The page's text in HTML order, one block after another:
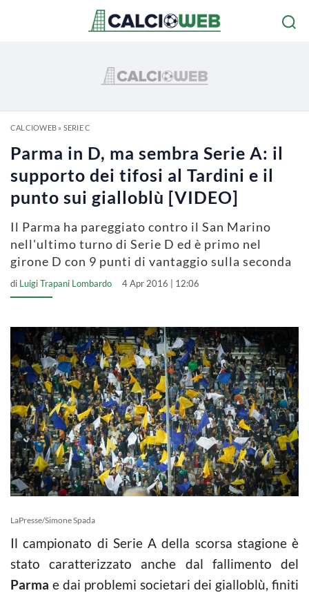
CALCIOWEB» SERIE C
Parma in D, ma sembra Serie A: il
supporto dei tifosi al Tardini e il
punto sui gialloblù [VIDEO]
Il Parma ha pareggiato contro il San Marino
nell'ultimo turno di Serie D ed è primo nel
girone D con 9 punti di vantaggio sulla seconda
di Luigi Trapani Lombardo 4 Apr 2016 | 12:06
LaPresse/Simone Spada
Il campionato di Serie A della scorsa stagione è
stato caratterizzato anche dal fallimento del
Parma e dai problemi societari dei gialloblù, finiti